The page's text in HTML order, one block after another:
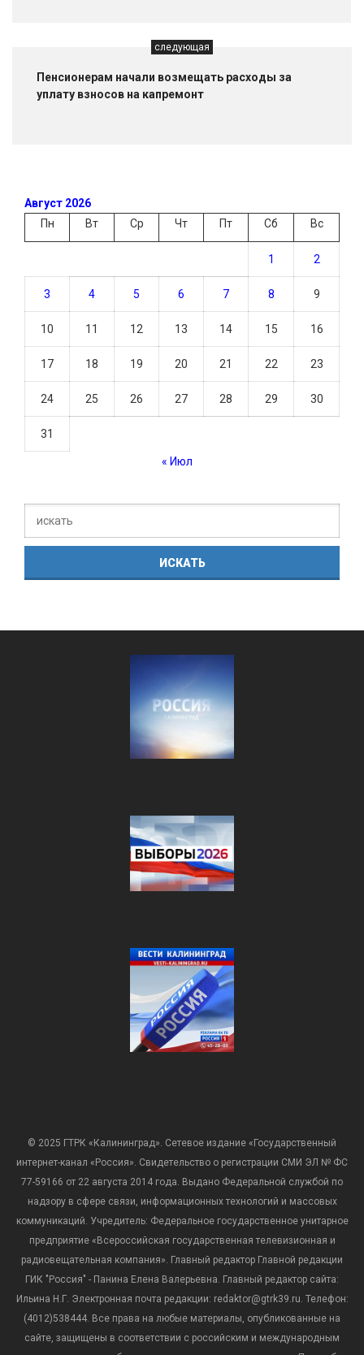
следующая
Пенсионерам начали возмещать расходы за
уплату взносов на капремонт
Август 2026
Пн
Вт Ср Чт Пт Сб Вс
1 2
3 4 5 6 7 8 9
10 11 12 13 14 15 16
17 18 19 20 21 22 23
24 25 26 27 28 29 30
31
« Июл
© 2025 ГТРК «Калининград». Сетевое издание «Государственный
интернет-канал «Россия». Свидетельство о регистрации СМИ ЭЛ № ФС
77-59166 от 22 августа 2014 года. Выдано Федеральной службой по
надзору в сфере связи, информационных технологий и массовых
коммуникаций. Учредитель: Федеральное государственное унитарное
предприятие «Всероссийская государственная телевизионная и
радиовещательная компания». Главный редактор Главной редакции
ГИК "Россия" - Панина Елена Валерьевна. Главный редактор сайта:
Ильина Н.Г. Электронная почта редакции: redaktor@gtrk39.ru. Телефон:
(4012)538444. Все права на любые материалы, опубликованные на
сайте, защищены в соответствии с российским и международным